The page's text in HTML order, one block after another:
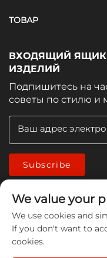
ТОВАР
ВХОДЯЩИЙ
ИЗДЕЛИЙ
Подпишитесь на
советы по стилю и
Ваш адрес
Subscribe
We value your
We use cookies and
If you don't want to
cookies.